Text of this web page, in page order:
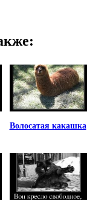
Волосатая какашка